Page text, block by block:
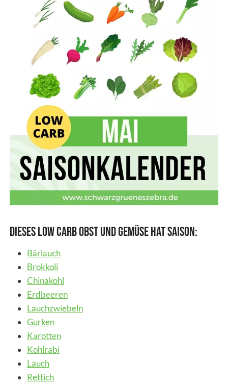
Dieses Low Carb Obst und Gemüse hat Saison:
Bärlauch
Brokkoli
Chinakohl
Erdbeeren
Lauchzwiebeln
Gurken
Karotten
Kohlrabi
Lauch
Rettich